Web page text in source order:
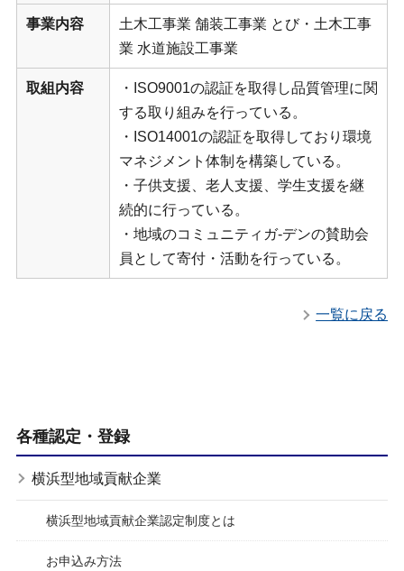
事業内容
土木工事業 舗装工事業 とび・土木工事
業 水道施設工事業
取組内容
・ISO9001の認証を取得し品質管理に関
する取り組みを行っている。
・ISO14001の認証を取得しており環境
マネジメント体制を構築している。
・子供支援、老人支援、学生支援を継
続的に行っている。
・地域のコミュニティガ-デンの賛助会
員として寄付・活動を行っている。
一覧に戻る
各種認定・登録
横浜型地域貢献企業
横浜型地域貢献企業認定制度とは
お申込み方法